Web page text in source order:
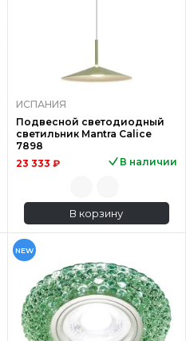
ИСПАНИЯ
Подвесной светодиодный
светильник Mantra Calice
7898
23 333 ₽
В наличии
В корзину
NEW